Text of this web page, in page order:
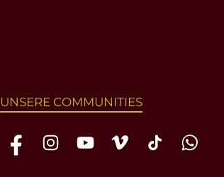
UNSERE COMMUNITIES
FacebookInstagramYouTube Vimeo TikTok